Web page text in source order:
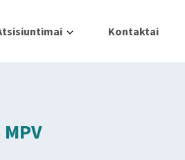
Kontaktai